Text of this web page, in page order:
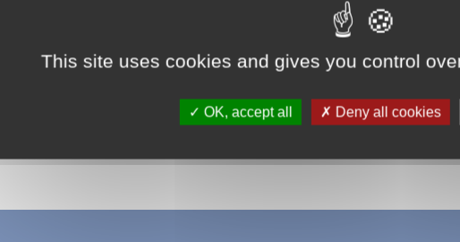
This site uses cookies and gives you control
OK, accept all Deny all cookies